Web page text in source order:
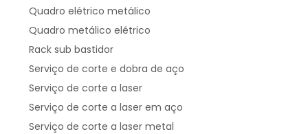
Quadro elétrico metálico
Quadro metálico elétrico
Rack sub bastidor
Serviço de corte e dobra de aço
Serviço de corte a laser
Serviço de corte a laser em aço
Serviço de corte a laser metal